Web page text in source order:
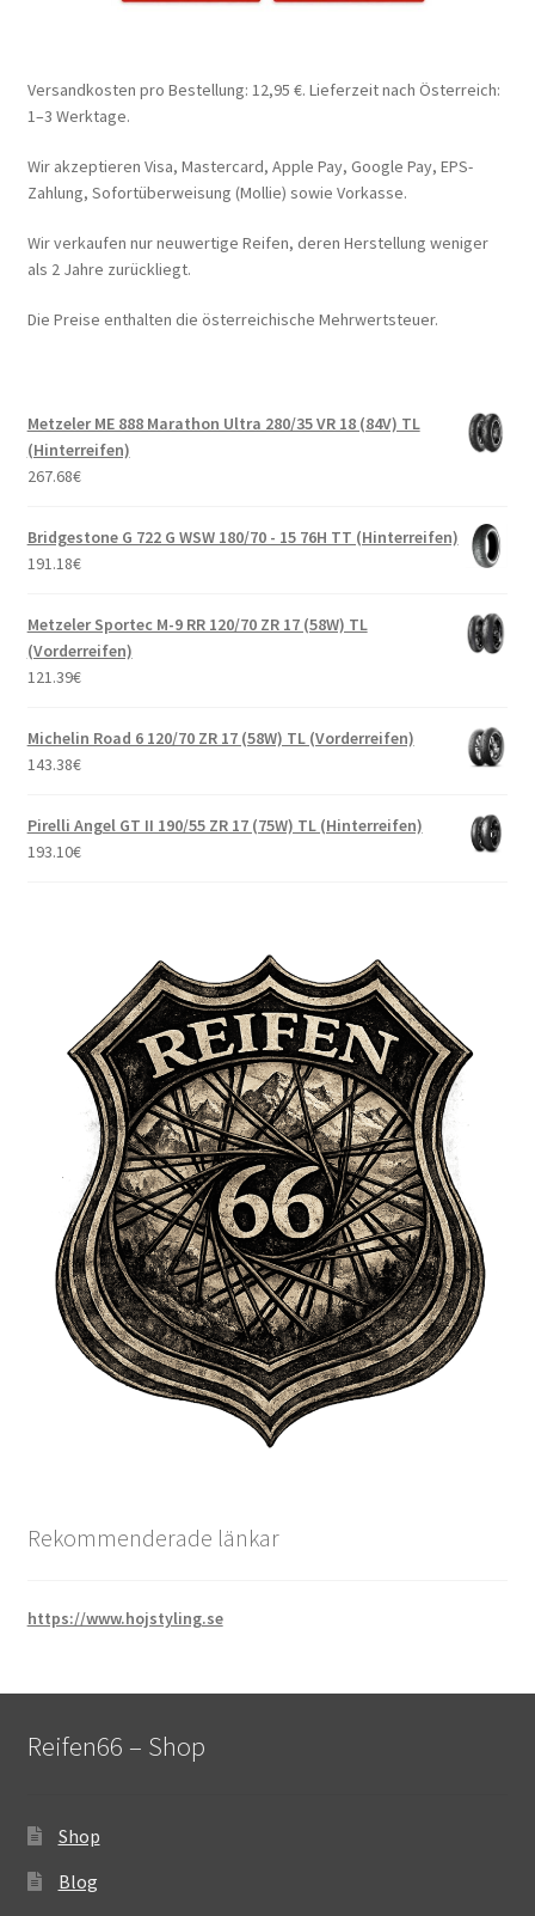
Versandkosten pro Bestellung: 12,95 €. Lieferzeit nach Österreich:
1–3 Werktage.
Wir akzeptieren Visa, Mastercard, Apple Pay, Google Pay, EPS-
Zahlung, Sofortüberweisung (Mollie) sowie Vorkasse.
Wir verkaufen nur neuwertige Reifen, deren Herstellung weniger
als 2 Jahre zurückliegt.
Die Preise enthalten die österreichische Mehrwertsteuer.
Metzeler ME 888 Marathon Ultra 280/35 VR 18 (84V) TL
(Hinterreifen)
267.68€
Bridgestone G 722 G WSW 180/70 - 15 76H TT (Hinterreifen)
191.18€
Metzeler Sportec M-9 RR 120/70 ZR 17 (58W) TL
(Vorderreifen)
121.39€
Michelin Road 6 120/70 ZR 17 (58W) TL (Vorderreifen)
143.38€
Pirelli Angel GT II 190/55 ZR 17 (75W) TL (Hinterreifen)
193.10€
Rekommenderade länkar
https://www.hojstyling.se
Reifen66 – Shop
Shop
Blog